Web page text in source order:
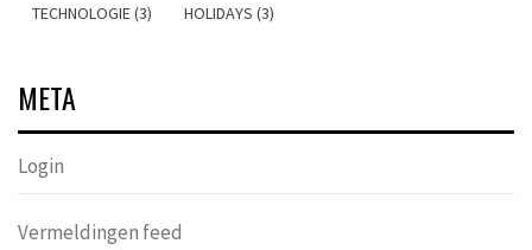
TECHNOLOGIE (3) HOLIDAYS (3)
META
Login
Vermeldingen feed